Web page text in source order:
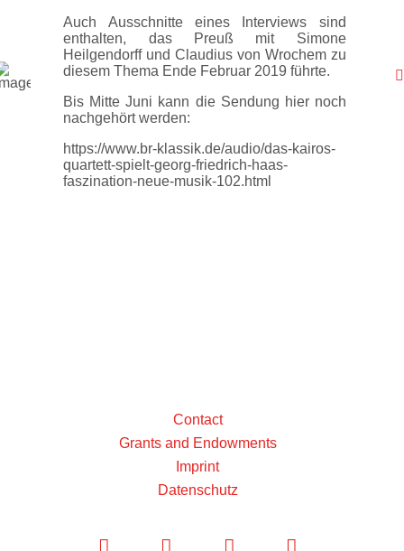
Auch Ausschnitte eines Interviews sind
enthalten, das Preuß mit Simone
Heilgendorff und Claudius von Wrochem zu
diesem Thema Ende Februar 2019 führte.
Bis Mitte Juni kann die Sendung hier noch
nachgehört werden:
https://www.br-klassik.de/audio/das-kairos-
quartett-spielt-georg-friedrich-haas-
faszination-neue-musik-102.html
Contact
Grants and Endowments
Imprint
Datenschutz